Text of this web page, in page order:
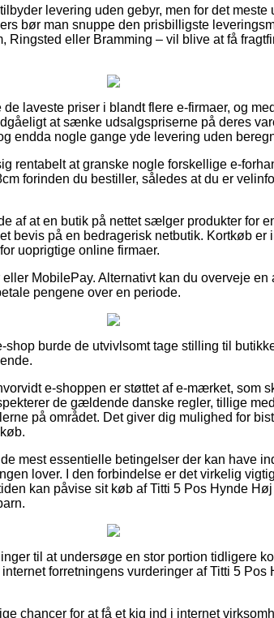
levering uden gebyr, men for det
bør man snuppe den prisbilligste
eller Bramming – vil blive at få
laveste priser i blandt flere e-firmaer, og
at sænke udsalgspriserne på deres
endda nogle gange yde levering uden
rentabelt at granske nogle forskellige e-
forinden du bestiller, således at du er
af at en butik på nettet sælger produkter for
bevis på en bedragerisk netbutik. Kortkøb
uoprigtige online firmaer.
MobilePay. Alternativt kan du overveje en
pengene over en periode.
burde de utvivlsomt tage stilling til
e-shoppen er støttet af e-mærket, som
de gældende danske regler, tillige
på området. Det giver dig mulighed for
mest essentielle betingelser der kan have
lover. I den forbindelse er det virkelig
kan påvise sit køb af Titti 5 Pos Hynde
til at undersøge en stor portion tidligere
forretningens vurderinger af Titti 5 Pos
chancer for at få et kig ind i internet